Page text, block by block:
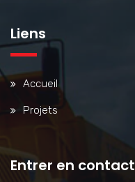
Liens
Accueil
Projets
Entrer en contact